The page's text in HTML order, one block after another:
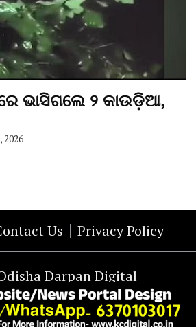
ଭାସିଗଲେ ୨ କାଉଡ଼ିଆ,
2026
Us Privacy Policy
Darpan Digital